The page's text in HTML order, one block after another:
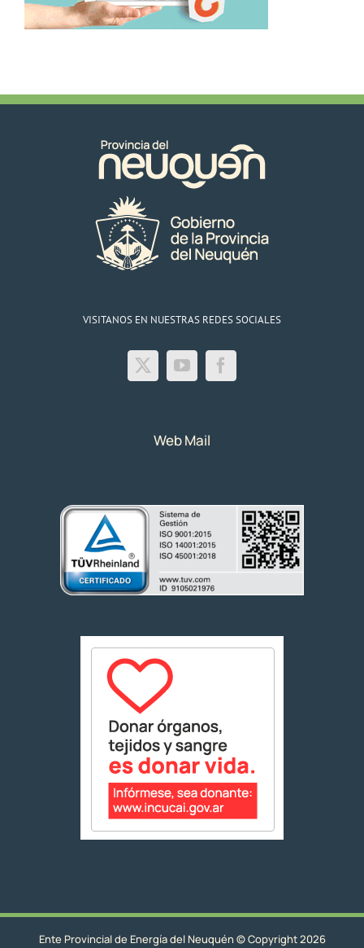
VISITANOS EN NUESTRAS REDES SOCIALES
Web Mail
Ente Provincial de Energía del Neuquén © Copyright 2026